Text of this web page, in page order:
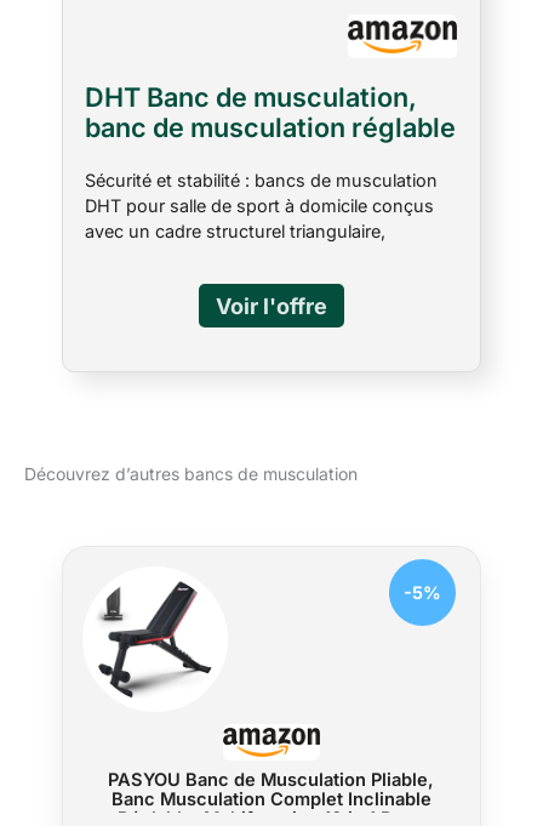
DHT Banc de musculation,
banc de musculation réglable
domicile, banc
d'entraînement avec pliage
rapide, banc incliné pour tout
Sécurité et stabilité : bancs de musculation
DHT pour salle de sport à domicile conçus
avec un cadre structurel triangulaire,
et une durabilité inégalées. passé des milliers
de tests de poids pour garantir la sécurité
pour l'entraînement à chaque fois. Angles
l'entraînement. Il vous suffit de tirer la barre
d'entraînement réglable pour salle de sport à
domicile peut être rapidement plié en
quelques étapes simples. Rangé suspendu,
droit ou horizontalement selon vos besoins,
une fois plié, il mesure seulement 135,9 x
41,9 x 12,2 cm, car il peut facilement
Confortable et soutenu : ce banc de
de gym à domicile est fabriqué en cuir PU
imperméable de haute qualité et rembourré
Découvrez d’autres bancs de musculation
PASYOU Banc de Musculation Pliable,
Banc Musculation Complet Inclinable
Réglable, Multifonction 10 in 1 Banc
-5%